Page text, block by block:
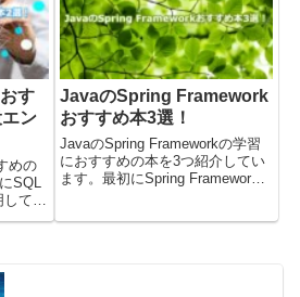
※Amazonのお試し読みでひとつ
ず...
す
ン
めの
SQL
して、
介して
して
JavaのSpring Framework
おすすめ本3選！
JavaのSpring Frameworkの学習
におすすめの本を3つ紹介してい
ます。最初にSpring Framework